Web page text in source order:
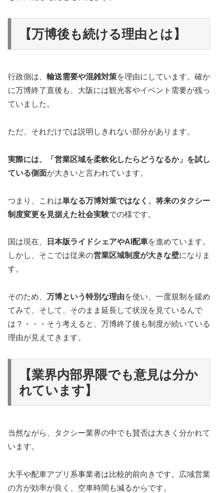
【万博後も続ける理由とは】
行政側は、 輸送需要や混雑対策を理由にしています。確か
に万博終了直後も、大阪には観光客やイベント需要が残っ
ていました。
ただ、それだけでは説明しきれない部分があります。
実際には、「営業区域を柔軟化したらどうなるか」を試し
ている側面が大きいと言われています。
つまり、これは単なる万博対策ではなく、将来のタクシー
制度変更を見据えた社会実験での様です。
国は現在、 日本版ライドシェアやAI配車を進めています。
しかし、そこでは従来の営業区域制度が大きな壁になりま
す。
そのため、 万博という特別な理由を使い、一度規制を緩め
てみて、そして、そのまま延長して状況を見ているんで
は？・・・そう考えると、万博終了後も制度が続いている
理由が見えてきます。
【業界内部界隈でも意見は分か
れています】
当然ながら、タクシー業界の中でも賛否は大きく分かれて
います。
大手や配車アプリ系事業者は比較的前向きです。広域営業
の方が効率が良く、空車時間も減るからです。